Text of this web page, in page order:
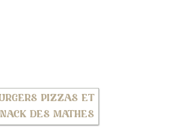
PIZZAS ET
DES MATHES